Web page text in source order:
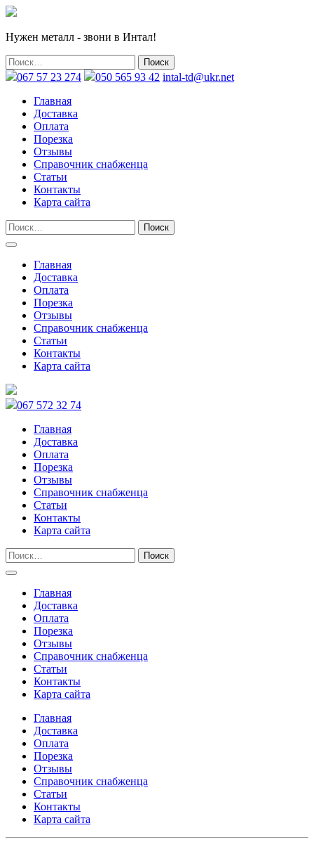
Нужен металл - звони в Интал!
067 57 23 274 050 565 93 42 intal-td@ukr.net
Главная
Доставка
Оплата
Порезка
Отзывы
Справочник снабженца
Статьи
Контакты
Карта сайта
Главная
Доставка
Оплата
Порезка
Отзывы
Справочник снабженца
Статьи
Контакты
Карта сайта
067 572 32 74
Главная
Доставка
Оплата
Порезка
Отзывы
Справочник снабженца
Статьи
Контакты
Карта сайта
Главная
Доставка
Оплата
Порезка
Отзывы
Справочник снабженца
Статьи
Контакты
Карта сайта
Главная
Доставка
Оплата
Порезка
Отзывы
Справочник снабженца
Статьи
Контакты
Карта сайта